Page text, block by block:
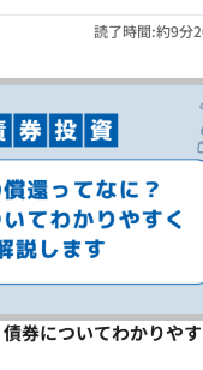
読了時間:約9分
券についてわかりや